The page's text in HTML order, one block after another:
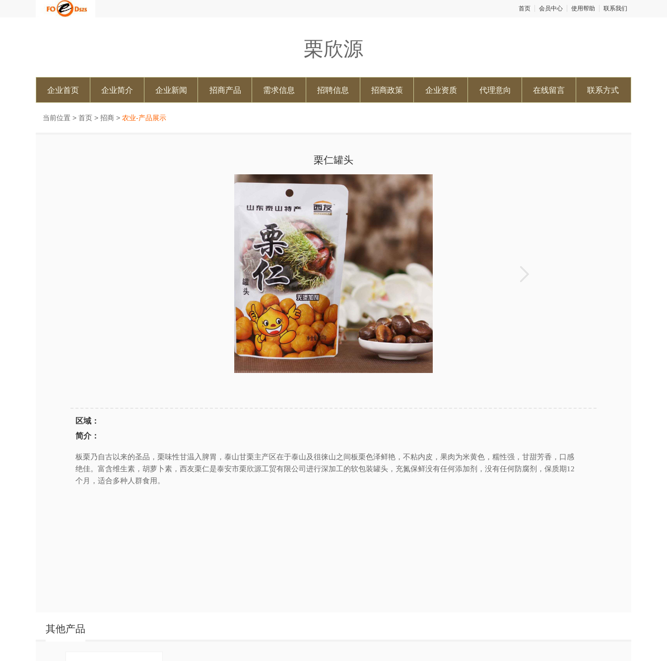
首页 会员中心 使用帮助 联系我们
栗欣源
企业首页 企业简介 企业新闻 招商产品 需求信息 招聘信息 招商政策 企业资质 代理意向 在线留言 联系方式
当前位置 > 首页 > 招商 > 农业-产品展示
栗仁罐头
区域：
简介：
板栗乃自古以来的圣品，栗味性甘温入脾胃，泰山甘栗主产区在于泰山及徂徕山之间板栗色泽鲜艳，不粘内皮，果肉为米黄色，糯性强，甘甜芳香，口感
绝佳。富含维生素，胡萝卜素，西友栗仁是泰安市栗欣源工贸有限公司进行深加工的软包装罐头，充氮保鲜没有任何添加剂，没有任何防腐剂，保质期12
个月，适合多种人群食用。
其他产品